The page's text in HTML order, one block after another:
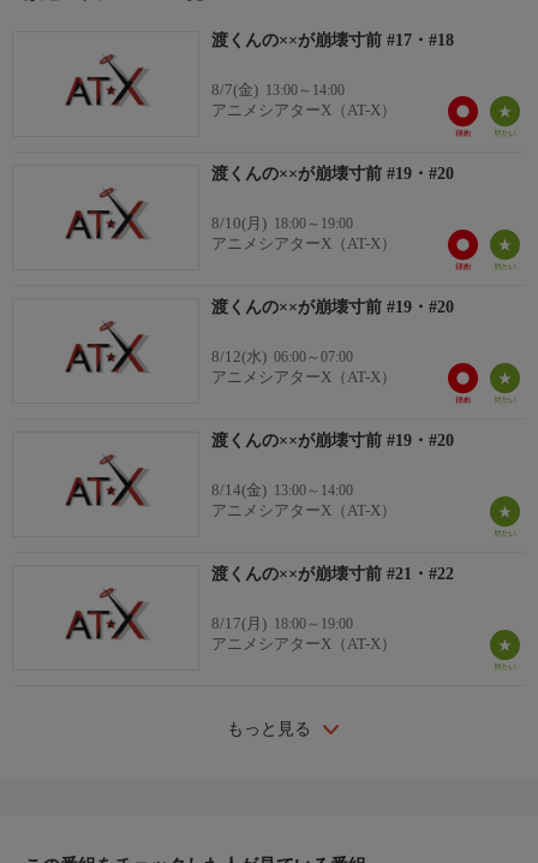
渡 直人：梅田修一朗
館花紗月：矢野優美華
渡くんの××が崩壊寸前 #17・#18
8/7(金) 13:00～14:00
アニメシアターX（AT-X）
渡くんの××が崩壊寸前 #19・#20
8/10(月) 18:00～19:00
アニメシアターX（AT-X）
渡くんの××が崩壊寸前 #19・#20
8/12(水) 06:00～07:00
アニメシアターX（AT-X）
渡くんの××が崩壊寸前 #19・#20
8/14(金) 13:00～14:00
アニメシアターX（AT-X）
渡くんの××が崩壊寸前 #21・#22
8/17(月) 18:00～19:00
アニメシアターX（AT-X）
もっと見る